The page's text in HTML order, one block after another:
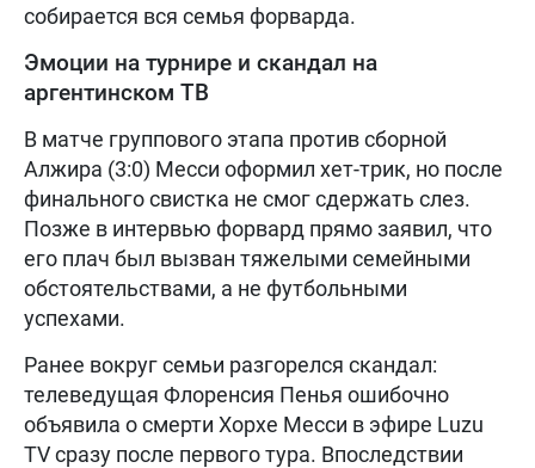
собирается вся семья форварда.
Эмоции на турнире и скандал на
аргентинском ТВ
В матче группового этапа против сборной
Алжира (3:0) Месси оформил хет-трик, но после
финального свистка не смог сдержать слез.
Позже в интервью форвард прямо заявил, что
его плач был вызван тяжелыми семейными
обстоятельствами, а не футбольными
успехами.
Ранее вокруг семьи разгорелся скандал:
телеведущая Флоренсия Пенья ошибочно
объявила о смерти Хорхе Месси в эфире Luzu
TV сразу после первого тура. Впоследствии